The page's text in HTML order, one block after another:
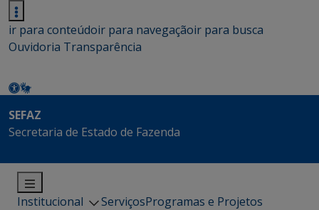
ir para conteúdoir para navegaçãoir para busca
Ouvidoria Transparência
SEFAZ
Secretaria de Estado de Fazenda
Institucional ServiçosProgramas e Projetos